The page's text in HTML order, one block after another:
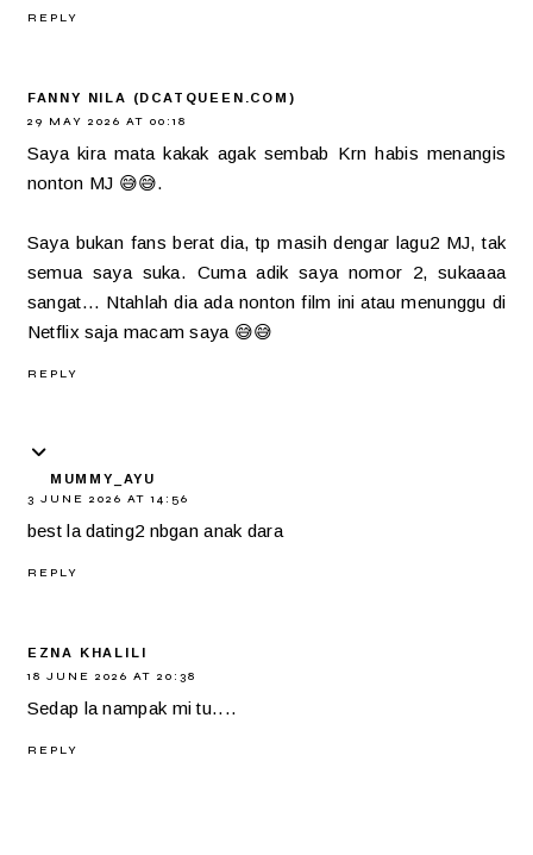
REPLY
FANNY NILA (DCATQUEEN.COM)
29 MAY 2026 AT 00:18
Saya kira mata kakak agak sembab Krn habis menangis
nonton MJ 😅😅.
Saya bukan fans berat dia, tp masih dengar lagu2 MJ, tak
semua saya suka. Cuma adik saya nomor 2, sukaaaa
sangat... Ntahlah dia ada nonton film ini atau menunggu di
Netflix saja macam saya 😅😅
REPLY
MUMMY_AYU
3 JUNE 2026 AT 14:56
best la dating2 nbgan anak dara
REPLY
EZNA KHALILI
18 JUNE 2026 AT 20:38
Sedap la nampak mi tu....
REPLY